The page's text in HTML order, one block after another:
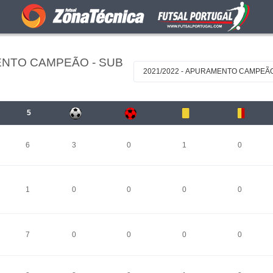
CAMPEÃO - SUB
2021/2022 - APURAMENTO
5
6 3 0 1 0
1 0 0 0 0
7 0 0 0 0